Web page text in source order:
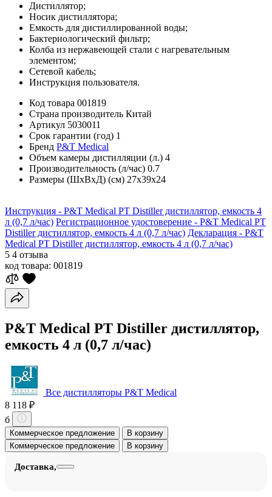
Дистиллятор;
Носик дистиллятора;
Емкость для дистиллированной воды;
Бактериологический фильтр;
Колба из нержавеющей стали с нагревательным
элементом;
Сетевой кабель;
Инструкция пользователя.
Код товара 001819
Страна производитель Китай
Артикул 5030011
Срок гарантии (год) 1
Бренд P&T Medical
Объем камеры дистилляции (л.) 4
Производительность (л/час) 0.7
Размеры (ШхВхД) (см) 27х39х24
Инструкция - P&T Medical PT Distiller дистиллятор, емкость 4
л (0,7 л/час) Регистрационное удостоверение - P&T Medical PT
Distiller дистиллятор, емкость 4 л (0,7 л/час) Декларация - P&T
Medical PT Distiller дистиллятор, емкость 4 л (0,7 л/час)
5 4 отзыва
код товара: 001819
P&T Medical PT Distiller дистиллятор,
емкость 4 л (0,7 л/час)
Все дистилляторы P&T Medical
8 118 ₽
б
Коммерческое предложение
В корзину
Коммерческое предложение
В корзину
Доставка,